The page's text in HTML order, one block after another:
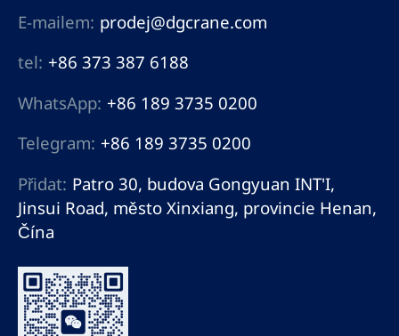
E-mailem: prodej@dgcrane.com
tel: +86 373 387 6188
WhatsApp: +86 189 3735 0200
Telegram: +86 189 3735 0200
Přidat: Patro 30, budova Gongyuan INT'I,
Jinsui Road, město Xinxiang, provincie Henan,
Čína